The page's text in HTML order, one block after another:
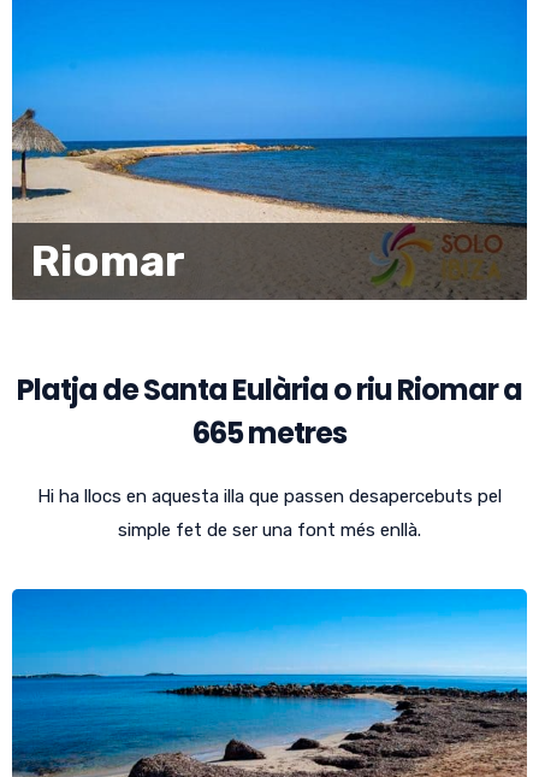
Riomar
Platja de Santa Eulària o riu Riomar a
665 metres
Hi ha llocs en aquesta illa que passen desapercebuts pel
simple fet de ser una font més enllà.